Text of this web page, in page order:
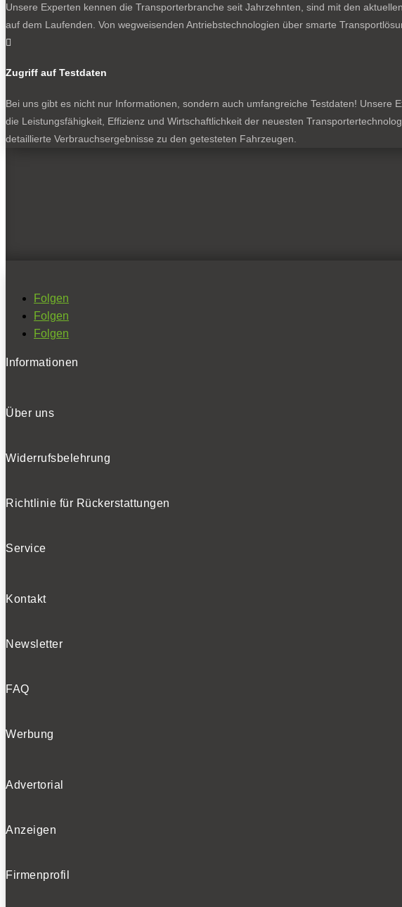
Unsere Experten kennen die Transporterbranche seit Jahrzehnten, sind mit den
auf dem Laufenden. Von wegweisenden Antriebstechnologien über smarte

Zugriff auf Testdaten
Bei uns gibt es nicht nur Informationen, sondern auch umfangreiche Testdaten!
die Leistungsfähigkeit, Effizienz und Wirtschaftlichkeit der neuesten
detaillierte Verbrauchsergebnisse zu den getesteten Fahrzeugen.
Folgen
Folgen
Folgen
Informationen
Über uns
Widerrufsbelehrung
Richtlinie für Rückerstattungen
Service
Kontakt
Newsletter
FAQ
Werbung
Advertorial
Anzeigen
Firmenprofil